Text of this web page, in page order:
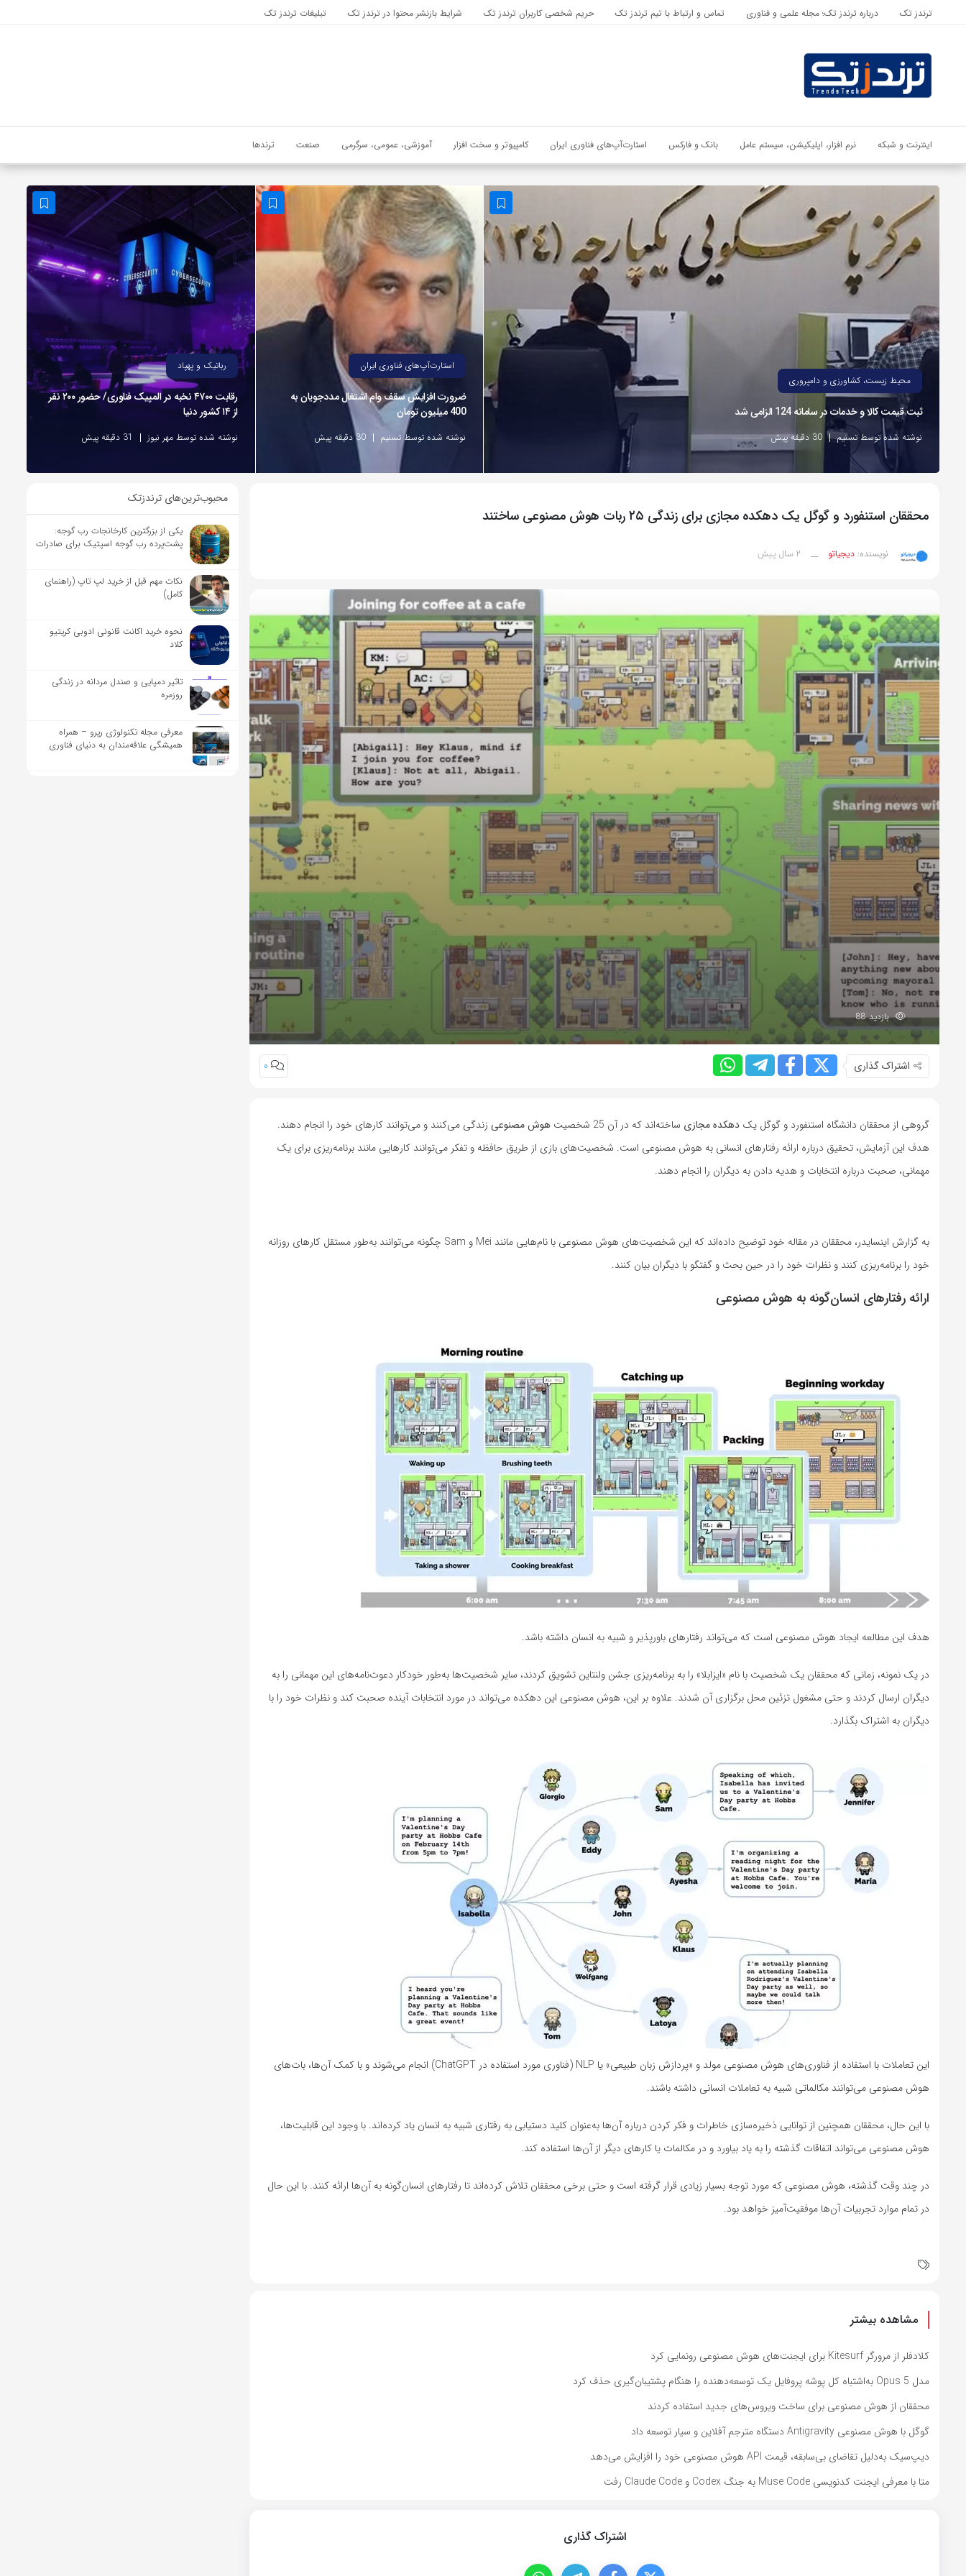
اشتراک گذاری
با استفاده از روش‌های زیر می‌توانید این صفحه را با دوستان خود به
اشتراک بگذارید.
ترندز تک درباره ترندز تک؛ مجله علمی و فناوری تماس و ارتباط با تیم ترندز تک حریم شخصی کاربران ترندز تک شرایط بازنشر محتوا در ترندز تک تبلیغات ترندز تک
اینترنت و شبکه نرم افزار، اپلیکیشن، سیستم عامل بانک و فارکس استارت‌آپ‌های فناوری ایران کامپیوتر و سخت افزار آموزشی، عمومی، سرگرمی صنعت ترندها
محیط زیست، کشاورزی و دامپروری
ثبت قیمت کالا و خدمات در سامانه 124 الزامی شد
نوشته شده توسط تسنیم 30 دقیقه پیش
استارت‌آپ‌های فناوری ایران
ضرورت افزایش سقف وام اشتغال مددجویان به
400 میلیون تومان
نوشته شده توسط تسنیم 30 دقیقه پیش
رباتیک و پهپاد
رقابت ۴۷۰۰ نخبه در المپیک فناوری/ حضور ۲۰۰ نفر
از ۱۴ کشور دنیا
نوشته شده توسط مهر نیوز 31 دقیقه پیش
محققان استنفورد و گوگل یک دهکده مجازی برای زندگی ۲۵ ربات هوش مصنوعی ساختند
نویسنده: دیجیاتو __ 2 سال پیش
بازدید 88
اشتراک گذاری 0
گروهی از محققان دانشگاه استنفورد و گوگل یک دهکده مجازی ساخته‌اند که در آن 25 شخصیت هوش مصنوعی زندگی می‌کنند و می‌توانند کارهای خود را انجام دهند.
هدف این آزمایش، تحقیق درباره ارائه رفتارهای انسانی به هوش مصنو‌عی است. شخصیت‌های بازی از طریق حافظه و تفکر می‌توانند کارهایی مانند برنامه‌ریزی برای یک
مهمانی، صحبت درباره انتخابات و هدیه دادن به دیگران را انجام دهند.
به گزارش اینسایدر، محققان در مقاله خود توضیح داده‌اند که این شخصیت‌های هوش مصنوعی با نام‌هایی مانند Mei و Sam چگونه می‌توانند به‌طور مستقل کارهای روزانه
خود را برنامه‌ریزی کنند و نظرات خود را در حین بحث و گفتگو با دیگران بیان کنند.
ارائه رفتارهای انسان‌گونه به هوش مصنوعی
هدف این مطالعه ایجاد هوش مصنوعی است که می‌تواند رفتارهای باورپذیر و شبیه به انسان داشته باشد.
در یک نمونه، زمانی که محققان یک شخصیت با نام «ایزابلا» را به برنامه‌ریزی جشن ولنتاین تشویق کردند، سایر شخصیت‌ها به‌طور خودکار دعوت‌نامه‌های این مهمانی را به
دیگران ارسال کردند و حتی مشغول تزئین محل برگزاری آن شدند. علاوه بر این، هوش مصنوعی این دهکده می‌تواند در مورد انتخابات آینده صحبت کند و نظرات خود را با
دیگران به اشتراک بگذارد.
این تعاملات با استفاده از فناوری‌های هوش مصنو‌عی مولد و «پردازش زبان طبیعی» یا NLP (فناوری مورد استفاده در ChatGPT) انجام می‌شوند و با کمک آن‌ها، بات‌های
هوش مصنوعی می‌توانند مکالماتی شبیه به تعاملات انسانی داشته باشند.
با این حال، محققان همچنین از توانایی ذخیره‌سازی خاطرات و فکر کردن درباره آن‌ها به‌عنوان کلید دستیابی به رفتاری شبیه به انسان یاد کرده‌اند. با وجود این قابلیت‌ها،
هوش مصنو‌عی می‌تواند اتفاقات گذشته را به یاد بیاورد و در مکالمات یا کارهای دیگر از آن‌ها استفاده کند.
در چند وقت گذشته، هوش مصنو‌عی که مورد توجه بسیار زیادی قرار گرفته است و حتی برخی محققان تلاش کرده‌اند تا رفتارهای انسان‌گونه به آن‌ها ارائه کنند. با این حال
در تمام موارد تجربیات آن‌ها موفقیت‌آمیز خواهد بود.
مشاهده بیشتر
کلادفلر از مرورگر Kitesurf برای ایجنت‌های هوش مصنوعی رونمایی کرد
مدل Opus 5 به‌اشتباه کل پوشه پروفایل یک توسعه‌دهنده را هنگام پشتیبان‌گیری حذف کرد
محققان از هوش مصنوعی برای ساخت ویروس‌های جدید استفاده کردند
گوگل با هوش مصنوعی Antigravity دستگاه مترجم آفلاین و سیار توسعه داد
دیپ‌سیک به‌دلیل تقاضای بی‌سابقه، قیمت API هوش مصنوعی خود را افزایش می‌دهد
متا با معرفی ایجنت کدنویسی Muse Code به جنگ Codex و Claude Code رفت
اشتراک گذاری
محبوب‌ترین‌های ترندزتک
یکی از بزرگترین کارخانجات رب گوجه:
پشت‌پرده رب گوجه اسپتیک برای صادرات
نکات مهم قبل از خرید لپ تاپ (راهنمای
کامل)
نحوه خرید اکانت قانونی ادوبی کریتیو
کلاد
تاثیر دمپایی و صندل مردانه در زندگی
روزمره
معرفی مجله تکنولوژی رپرو – همراه
همیشگی علاقه‌مندان به دنیای فناوری